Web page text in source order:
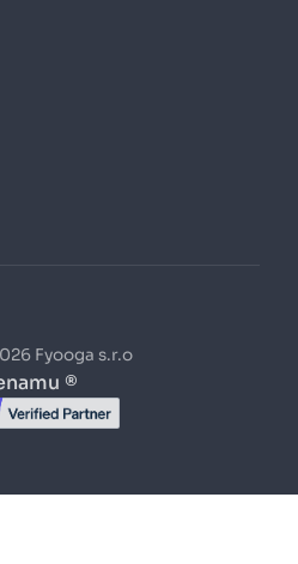
Fyooga s.r.o
®